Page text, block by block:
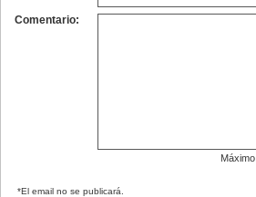
Comentario:
Máximo
*El email no se publicará.